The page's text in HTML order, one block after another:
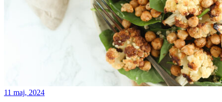
11 maj, 2024